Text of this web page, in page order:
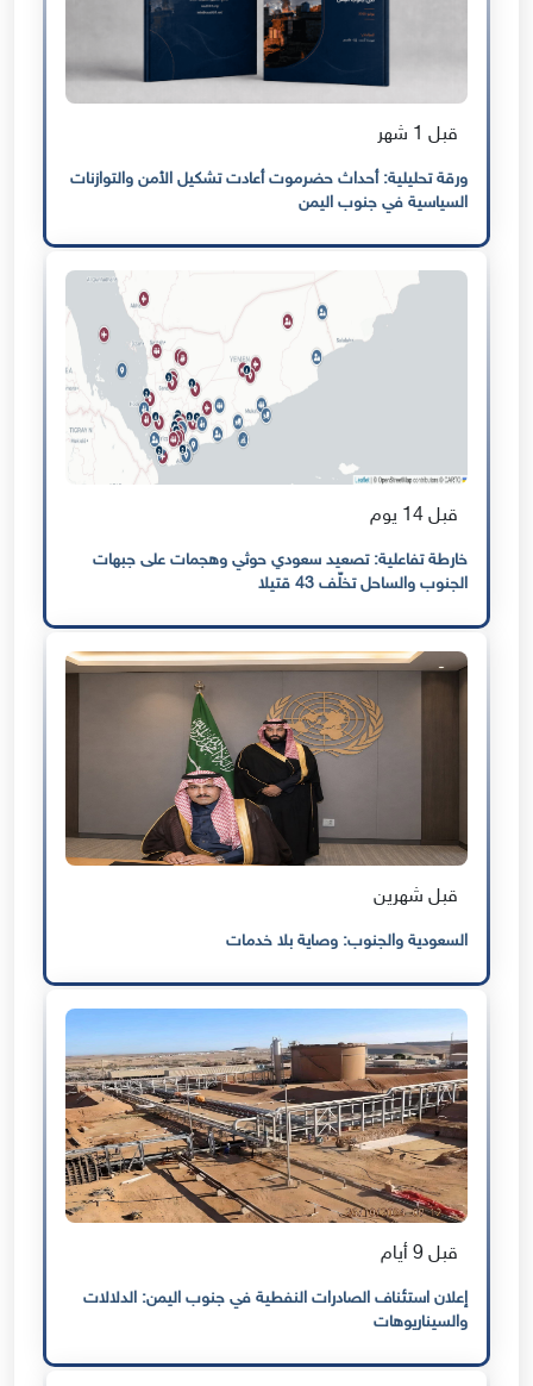
قبل 1 شهر
ورقة تحليلية: أحداث حضرموت أعادت تشكيل الأمن والتوازنات
السياسية في جنوب اليمن
قبل 14 يوم
خارطة تفاعلية: تصعيد سعودي حوثي وهجمات على جبهات
الجنوب والساحل تخلّف 43 قتيلا
قبل شهرين
السعودية والجنوب: وصاية بلا خدمات
قبل 9 أيام
إعلان استئناف الصادرات النفطية في جنوب اليمن: الدلالات
والسيناريوهات